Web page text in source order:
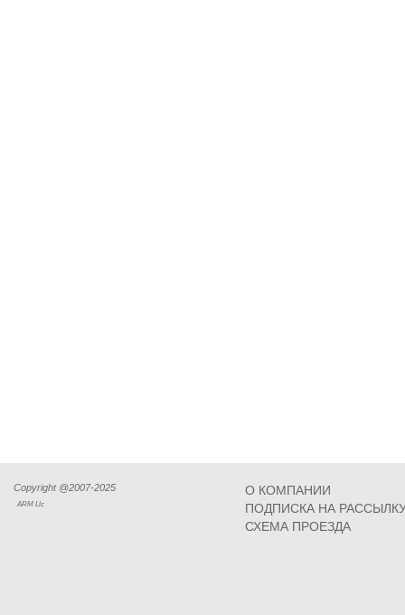
Copyright @2007-2025
ARM Llc
О КОМПАНИИ
ПОДПИСКА НА
СХЕМА ПРОЕЗДА